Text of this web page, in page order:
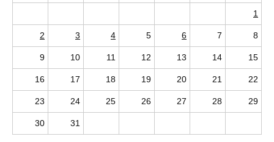
1
2 3 4 5 6 7 8
9 10 11 12 13 14 15
16 17 18 19 20 21 22
23 24 25 26 27 28 29
30 31